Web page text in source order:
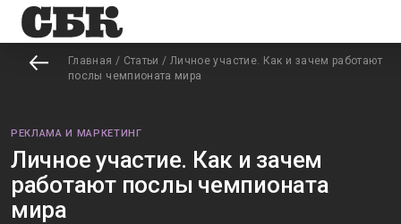
Главная / Статьи / Личное участие. Как и зачем работают
послы чемпионата мира
РЕКЛАМА И МАРКЕТИНГ
Личное участие. Как и зачем
работают послы чемпионата
мира